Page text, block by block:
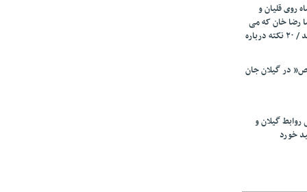
مردم امشب
اعلام
تولید باشد/
تکذیب شد
است
روی قلیان و
رضا خان که می
رفت همه شاد بودند / ۲۰ نکته درباره
در گیلان جان
روابط گیلان و
خورد